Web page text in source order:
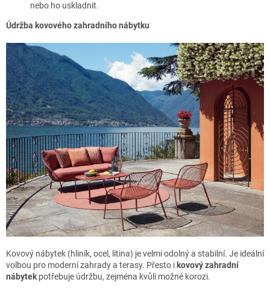
nebo ho uskladnit.
Údržba kovového zahradního nábytku
Kovový nábytek (hliník, ocel, litina) je velmi odolný a stabilní. Je ideální
volbou pro moderní zahrady a terasy. Přesto i kovový zahradní
nábytek potřebuje údržbu, zejména kvůli možné korozi.